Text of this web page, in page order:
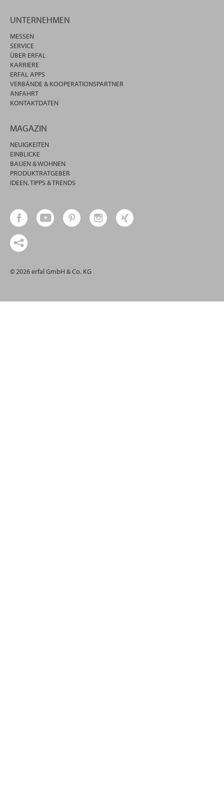
UNTERNEHMEN
MESSEN
SERVICE
ÜBER ERFAL
KARRIERE
ERFAL APPS
VERBÄNDE & KOOPERATIONSPARTNER
ANFAHRT
KONTAKTDATEN
MAGAZIN
NEUIGKEITEN
EINBLICKE
BAUEN & WOHNEN
PRODUKTRATGEBER
IDEEN, TIPPS & TRENDS
© 2026 erfal GmbH & Co. KG